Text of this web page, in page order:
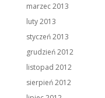
marzec 2013
luty 2013
styczeń 2013
grudzień 2012
listopad 2012
sierpień 2012